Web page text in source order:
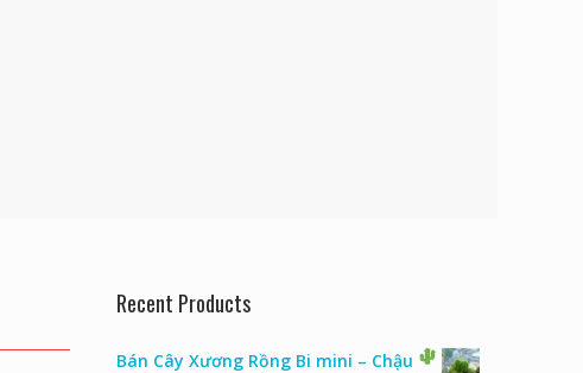
Recent Products
Bán Cây Xương Rồng Bi mini – Chậu